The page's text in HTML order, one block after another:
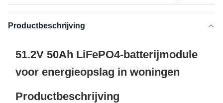
Productbeschrijving
51.2V 50Ah LiFePO4-batterijmodule
voor energieopslag in woningen
Productbeschrijving